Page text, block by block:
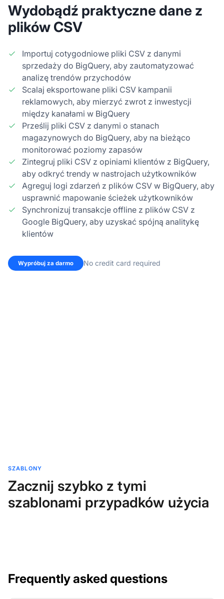
Wydobądź praktyczne dane z
plików CSV
Importuj cotygodniowe pliki CSV z danymi
sprzedaży do BigQuery, aby zautomatyzować
analizę trendów przychodów
Scalaj eksportowane pliki CSV kampanii
reklamowych, aby mierzyć zwrot z inwestycji
między kanałami w BigQuery
Prześlij pliki CSV z danymi o stanach
magazynowych do BigQuery, aby na bieżąco
monitorować poziomy zapasów
Zintegruj pliki CSV z opiniami klientów z BigQuery,
aby odkryć trendy w nastrojach użytkowników
Agreguj logi zdarzeń z plików CSV w BigQuery, aby
usprawnić mapowanie ścieżek użytkowników
Synchronizuj transakcje offline z plików CSV z
Google BigQuery, aby uzyskać spójną analitykę
klientów
Wypróbuj za darmo No credit card required
SZABLONY
Zacznij szybko z tymi
szablonami przypadków użycia
Frequently asked questions